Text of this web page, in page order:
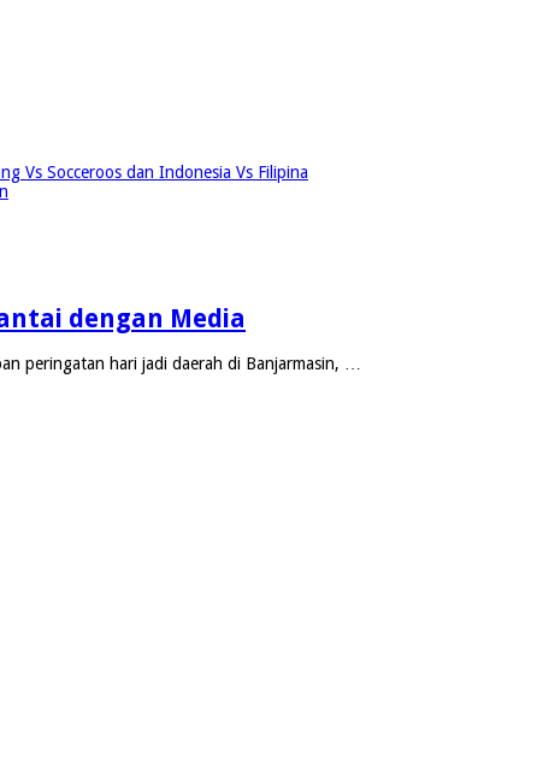
Vs Socceroos dan Indonesia Vs Filipina
dengan Media
peringatan hari jadi daerah di Banjarmasin, …